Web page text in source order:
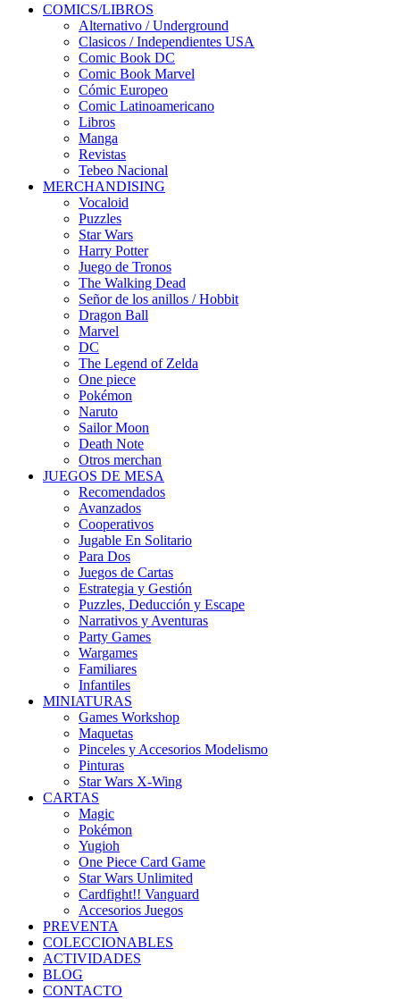
COMICS/LIBROS
Alternativo / Underground
Clasicos / Independientes USA
Comic Book DC
Comic Book Marvel
Cómic Europeo
Comic Latinoamericano
Libros
Manga
Revistas
Tebeo Nacional
MERCHANDISING
Vocaloid
Puzzles
Star Wars
Harry Potter
Juego de Tronos
The Walking Dead
Señor de los anillos / Hobbit
Dragon Ball
Marvel
DC
The Legend of Zelda
One piece
Pokémon
Naruto
Sailor Moon
Death Note
Otros merchan
JUEGOS DE MESA
Recomendados
Avanzados
Cooperativos
Jugable En Solitario
Para Dos
Juegos de Cartas
Estrategia y Gestión
Puzzles, Deducción y Escape
Narrativos y Aventuras
Party Games
Wargames
Familiares
Infantiles
MINIATURAS
Games Workshop
Maquetas
Pinceles y Accesorios Modelismo
Pinturas
Star Wars X-Wing
CARTAS
Magic
Pokémon
Yugioh
One Piece Card Game
Star Wars Unlimited
Cardfight!! Vanguard
Accesorios Juegos
PREVENTA
COLECCIONABLES
ACTIVIDADES
BLOG
CONTACTO